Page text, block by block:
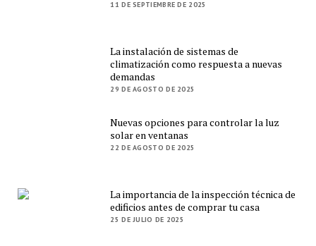
11 DE SEPTIEMBRE DE 2025
La instalación de sistemas de
climatización como respuesta a nuevas
demandas
29 DE AGOSTO DE 2025
Nuevas opciones para controlar la luz
solar en ventanas
22 DE AGOSTO DE 2025
La importancia de la inspección técnica de
edificios antes de comprar tu casa
25 DE JULIO DE 2025